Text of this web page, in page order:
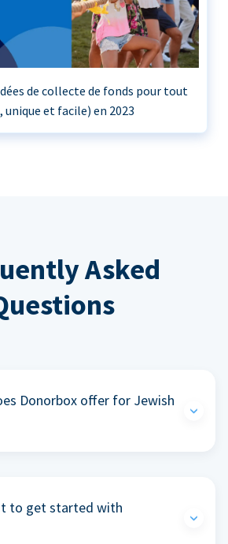
de collecte de fonds pour tout
et facile) en 2023
Asked
Donorbox offer for Jewish
to get started with